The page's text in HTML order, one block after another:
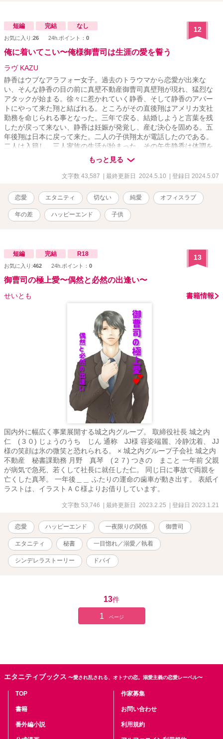
短編 完結 なし
お気に入り:26 24h.ポイント： 0
12
俺に着いてこい〜俺様御曹司は生涯の愛を誓う
ラヴ KAZU
静香はウブなアラフォー女子。過去のトラウマから恋愛が出来な
い、そんな静香の目の前に真壁不動産御曹司真壁翔が現れ、猛烈な
アタックが始まる。徐々に惹かれていく静香、そして静香のアパー
トにやって来た翔と結ばれる。ところがその直後翔はアメリカ支社
勤務を命じられる事となった。三年で戻る、結婚しようと言葉を残
したが戻って来ない、静香は妊娠が発覚し、産む決心を固める。五
年後翔は日本に戻って来た。二人の子供翔太が電話したのである。
二人は入籍し、三人家族の生活が始まった。その矢先静香は体調を
崩し入院する事になった。 実は一年前静香は病気が発覚しており、
薬で治療していた。 翔は手術を勧めるが静香は首を縦に振ろうとは
しない、後遺症で記憶障害を告知されていた。 二人の記憶が無くな
得で静香は手術を受けるのだが、果たして静香の記憶はどうなるの
だろうか。
もっと見る
文字数 43,587 | 最終更新日 2024.5.10 | 登録日 2024.5.07
恋愛 エタニティ 切ない 純愛 オフィスラブ
年の差 ハッピーエンド 子供
短編 完結 R18
お気に入り:462 24h.ポイント： 0
13
御曹司の極上愛〜偶然と必然の出逢い〜
せいとも 書籍情報
国内外に幅広く事業展開する城之内グループ。 取締役社長 城之内
仁 (３０) じょうのうち じん 通称 JJ様 容姿端麗、冷静沈着、 JJ
様の笑顔は氷の微笑と恐れられる。 × 城之内グループ子会社 城之内
不動産 秘書課勤務 月野 真琴 (２７) つきの まこと 一年前 父親
が病気で急死、若くして社長に就任した仁。 同じ日に事故で両親を
亡くした真琴。 一年後＿＿ ふたりの運命の歯車が動き出す。 表紙イ
ラストは、イラストＡＣ様よりお借りしています。
文字数 53,746 | 最終更新日 2023.2.25 | 登録日 2023.1.21
恋愛 ハッピーエンド 一夜限りの関係 御曹司
エタニティ 秘書 一目惚れ／溺愛／執着
シンデレラストーリー ドバイ
13件
1 ページ
エタニティブックス 〜愛され乱される、オトナの恋。溺愛主義の恋愛レーベル〜
TOP
書籍
番外編小説
作家募集
お問い合わせ
利用規約